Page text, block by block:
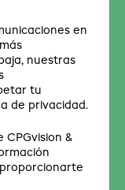
en
nuestras
tu
de privacidad.
CPGvision &